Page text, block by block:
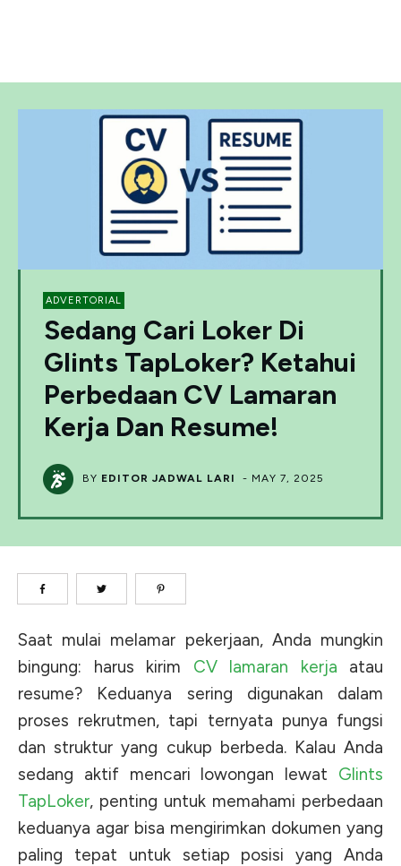
ADVERTORIAL
Sedang Cari Loker Di
Glints TapLoker? Ketahui
Perbedaan CV Lamaran
Kerja Dan Resume!
BY EDITOR JADWAL LARI - MAY 7, 2025
Saat mulai melamar pekerjaan, Anda mungkin
bingung: harus kirim CV lamaran kerja atau
resume? Keduanya sering digunakan dalam
proses rekrutmen, tapi ternyata punya fungsi
dan struktur yang cukup berbeda. Kalau Anda
sedang aktif mencari lowongan lewat Glints
TapLoker, penting untuk memahami perbedaan
keduanya agar bisa mengirimkan dokumen yang
paling tepat untuk setiap posisi yang Anda